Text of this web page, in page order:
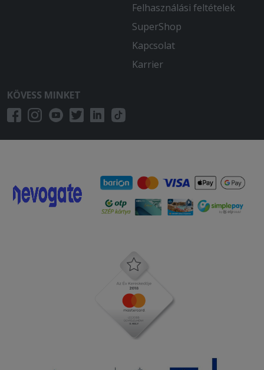
Felhasználási feltételek
SuperShop
Kapcsolat
Karrier
KÖVESS MINKET